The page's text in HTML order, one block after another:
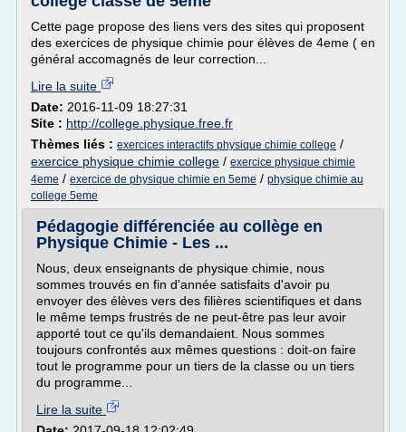
Cette page propose des liens vers des sites qui proposent
des exercices de physique chimie pour élèves de 4eme ( en
général accomagnés de leur correction...
Lire la suite
Date: 2016-11-09 18:27:31
Site : http://college.physique.free.fr
Thèmes liés : exercices interactifs physique chimie college /
exercice physique chimie college / exercice physique chimie
4eme / exercice de physique chimie en 5eme / physique chimie au
college 5eme
Pédagogie différenciée au collège en
Physique Chimie - Les ...
Nous, deux enseignants de physique chimie, nous
sommes trouvés en fin d'année satisfaits d'avoir pu
envoyer des élèves vers des filières scientifiques et dans
le même temps frustrés de ne peut-être pas leur avoir
apporté tout ce qu'ils demandaient. Nous sommes
toujours confrontés aux mêmes questions : doit-on faire
tout le programme pour un tiers de la classe ou un tiers
du programme...
Lire la suite